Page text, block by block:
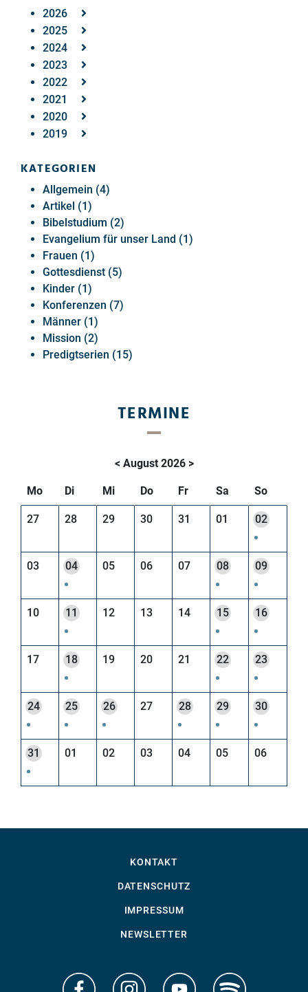
2026
2025
2024
2023
2022
2021
2020
2019
KATEGORIEN
Allgemein (4)
Artikel (1)
Bibelstudium (2)
Evangelium für unser Land (1)
Frauen (1)
Gottesdienst (5)
Kinder (1)
Konferenzen (7)
Männer (1)
Mission (2)
Predigtserien (15)
TERMINE
< August 2026 >
Mo Di Mi Do Fr Sa So
27 28 29 30 31 01 02
03 04 05 06 07 08 09
10 11 12 13 14 15 16
17 18 19 20 21 22 23
24 25 26 27 28 29 30
31 01 02 03 04 05 06
KONTAKT
DATENSCHUTZ
IMPRESSUM
NEWSLETTER